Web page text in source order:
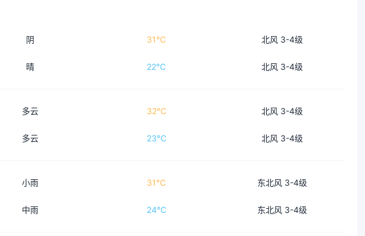
阴 31℃ 北风 3-4级
晴 22℃ 北风 3-4级
多云 32℃ 北风 3-4级
多云 23℃ 北风 3-4级
小雨 31℃ 东北风 3-4级
中雨 24℃ 东北风 3-4级